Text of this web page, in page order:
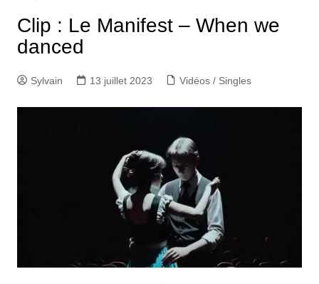
Clip : Le Manifest – When we
danced
Sylvain 13 juillet 2023 Vidéos / Singles